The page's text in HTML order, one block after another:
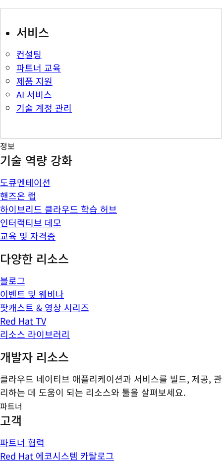
서비스
컨설팅
파트너 교육
제품 지원
AI 서비스
기술 계정 관리
정보
기술 역량 강화
도큐멘테이션
핸즈온 랩
하이브리드 클라우드 학습 허브
인터랙티브 데모
교육 및 자격증
다양한 리소스
블로그
이벤트 및 웨비나
팟캐스트 & 영상 시리즈
Red Hat TV
리소스 라이브러리
개발자 리소스
클라우드 네이티브 애플리케이션과 서비스를 빌드, 제공, 관
리하는 데 도움이 되는 리소스와 툴을 살펴보세요.
파트너
고객
파트너 협력
Red Hat 에코시스템 카탈로그